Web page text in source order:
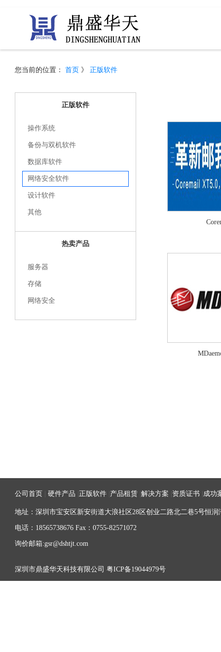
您当前的位置： 首页 》 正版软件
正版软件
操作系统
备份与双机软件
数据库软件
网络安全软件
设计软件
其他
热卖产品
服务器
存储
网络安全
公司首页 硬件产品 正版软件 产品租赁 解决方案 资质证书 成功
地址：深圳市宝安区新安街道大浪社区28区创业二路北二巷5号恒润
电话：18565738676 Fax：0755-82571072
询价邮箱:gsr@dshtjt.com
深圳市鼎盛华天科技有限公司 粤ICP备19044979号